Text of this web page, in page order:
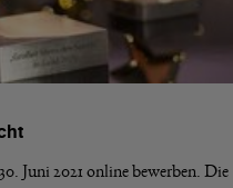
Juni 2021 online bewerben. Die